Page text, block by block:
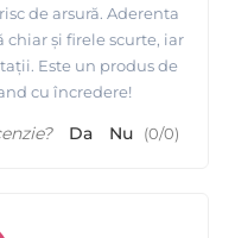
FILM elastica ROZ -
de arsură. Aderenta
și firele scurte, iar
Este un produs de
cu încredere!
Da Nu (0/0)